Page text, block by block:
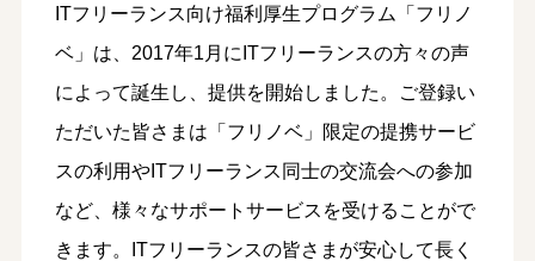
ITフリーランス向け福利厚生プログラム「フリノ
ベ」は、2017年1月にITフリーランスの方々の声
によって誕生し、提供を開始しました。ご登録い
ただいた皆さまは「フリノベ」限定の提携サービ
スの利用やITフリーランス同士の交流会への参加
など、様々なサポートサービスを受けることがで
きます。ITフリーランスの皆さまが安心して長く